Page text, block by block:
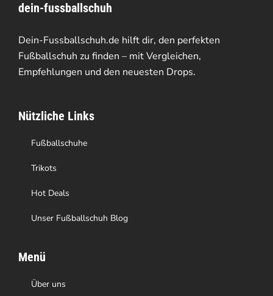
auf.
Die
Optionen
können
der
Produktseite
gewählt
werden
dein-fussballschuh
Dein-Fussballschuh.de hilft dir, den perfekten
Fußballschuh zu finden – mit Vergleichen,
Empfehlungen und den neuesten Drops.
Nützliche Links
Fußballschuhe
Trikots
Hot Deals
Unser Fußballschuh Blog
Menü
Über uns